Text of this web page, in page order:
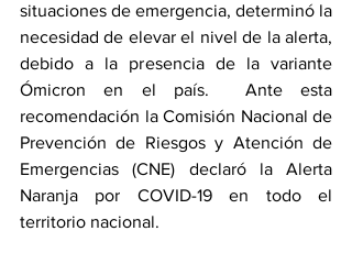
situaciones de emergencia, determinó la
necesidad de elevar el nivel de la alerta,
debido a la presencia de la variante
Ómicron en el país.  Ante esta
recomendación la Comisión Nacional de
Prevención de Riesgos y Atención de
Emergencias (CNE) declaró la Alerta
Naranja por COVID-19 en todo el
territorio nacional.